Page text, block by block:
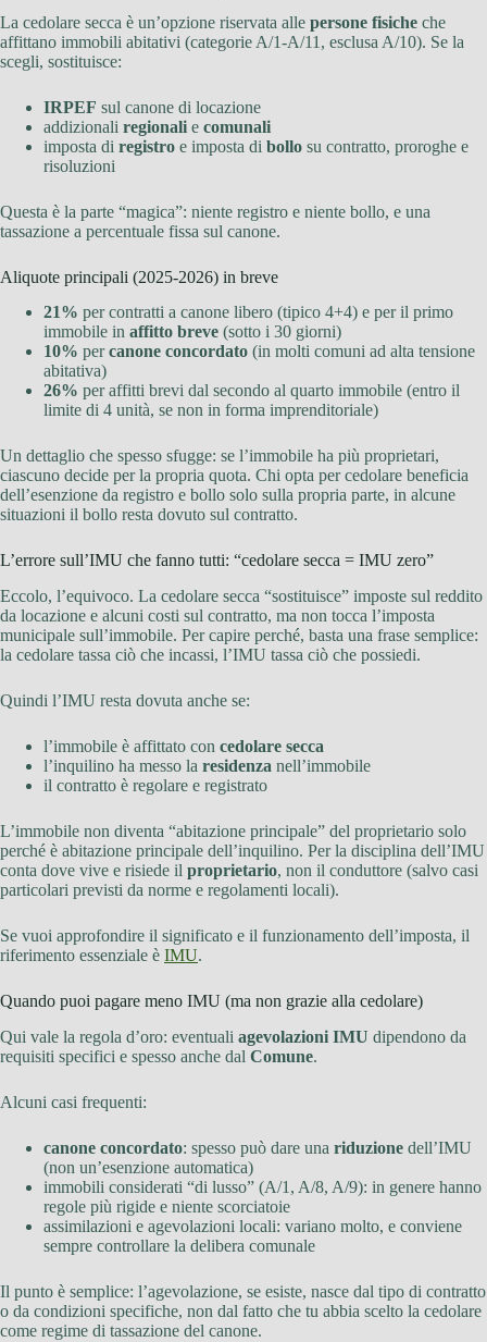
La cedolare secca è un’opzione riservata alle persone fisiche che
affittano immobili abitativi (categorie A/1-A/11, esclusa A/10). Se la
scegli, sostituisce:
IRPEF sul canone di locazione
addizionali regionali e comunali
imposta di registro e imposta di bollo su contratto, proroghe e
risoluzioni
Questa è la parte “magica”: niente registro e niente bollo, e una
tassazione a percentuale fissa sul canone.
Aliquote principali (2025-2026) in breve
21% per contratti a canone libero (tipico 4+4) e per il primo
immobile in affitto breve (sotto i 30 giorni)
10% percanone concordato (in molti comuni ad alta tensione
abitativa)
26% per affitti brevi dal secondo al quarto immobile (entro il
limite di 4 unità, se non in forma imprenditoriale)
Un dettaglio che spesso sfugge: se l’immobile ha più proprietari,
ciascuno decide per la propria quota. Chi opta per cedolare beneficia
dell’esenzione da registro e bollo solo sulla propria parte, in alcune
situazioni il bollo resta dovuto sul contratto.
L’errore sull’IMU che fanno tutti: “cedolare secca = IMU zero”
Eccolo, l’equivoco. La cedolare secca “sostituisce” imposte sul reddito
da locazione e alcuni costi sul contratto, ma non tocca l’imposta
municipale sull’immobile. Per capire perché, basta una frase semplice:
la cedolare tassa ciò che incassi, l’IMU tassa ciò che possiedi.
Quindi l’IMU resta dovuta anche se:
l’immobile è affittato con cedolare secca
l’inquilino ha messo la residenza nell’immobile
il contratto è regolare e registrato
L’immobile non diventa “abitazione principale” del proprietario solo
perché è abitazione principale dell’inquilino. Per la disciplina dell’IMU
conta dove vive e risiede il proprietario, non il conduttore (salvo casi
particolari previsti da norme e regolamenti locali).
Se vuoi approfondire il significato e il funzionamento dell’imposta, il
riferimento essenziale è IMU.
Quando puoi pagare meno IMU (ma non grazie alla cedolare)
Qui vale la regola d’oro: eventuali agevolazioni IMU dipendono da
requisiti specifici e spesso anche dal Comune.
Alcuni casi frequenti:
canone concordato: spesso può dare una riduzione dell’IMU
(non un’esenzione automatica)
immobili considerati “di lusso” (A/1, A/8, A/9): in genere hanno
regole più rigide e niente scorciatoie
assimilazioni e agevolazioni locali: variano molto, e conviene
sempre controllare la delibera comunale
Il punto è semplice: l’agevolazione, se esiste, nasce dal tipo di contratto
o da condizioni specifiche, non dal fatto che tu abbia scelto la cedolare
come regime di tassazione del canone.